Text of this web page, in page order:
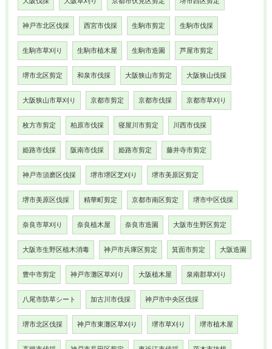
神戸市北区伐採 西宮市伐採 生駒市剪定 生駒市伐採
生駒市草刈り 生駒市植木屋 生駒市造園 芦屋市剪定
堺市北区剪定 和泉市伐採 大阪狭山市剪定 大阪狭山伐採
大阪狭山市草刈り 京都市剪定 京都市伐採 京都市草刈り
枚方市剪定 柏原市伐採 寝屋川市剪定 川西市伐採
姫路市伐採 阪南市伐採 姫路市剪定 藤井寺市剪定
神戸市須磨区伐採 堺市堺区芝刈り 堺市美原区剪定
堺市美原区伐採 精華町剪定 京都市南区剪定 堺市中区伐採
奈良市草刈り 奈良植木屋 奈良市造園 大阪市生野区剪定
大阪市生野区植木消毒 神戸市兵庫区剪定 箕面市剪定 大阪造園
豊中市剪定 神戸市灘区草刈り 大阪植木屋 泉南郡草刈り
八尾市防草シート 加古川市伐採 神戸市中央区伐採
堺市北区伐採 神戸市東灘区草刈り 堺市草刈り 堺市植木屋